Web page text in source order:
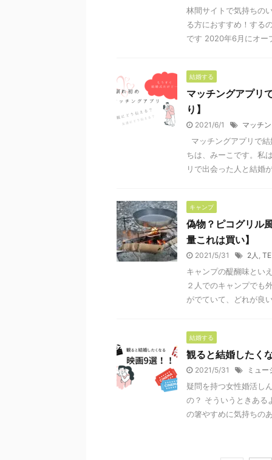
林間サイトで気持ちの
る方におすすめ！する
です 2020年6月にオー
結婚する
マッチングアプリ
り】
2021/6/1 マッチ
マッチングアプリで
ちは、みーこです。私
リで出会った人と結婚
キャンプ
偽物？ピコグリル
量これは買い】
2021/5/31 2人 ,
キャンプの醍醐味とい
２人でのキャンプでも
がでていて、どれが良
結婚する
観ると結婚したく
2021/5/31 ミュー
疑問を持つ女性婚活し
の？ そういうときある
の箸やすめに気持ちの